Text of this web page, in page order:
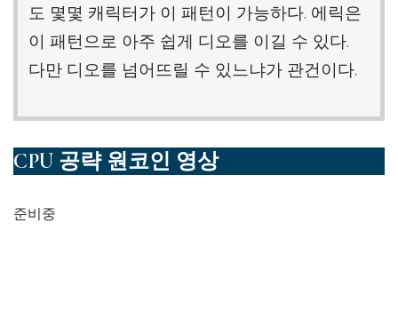
도 몇몇 캐릭터가 이 패턴이 가능하다. 에릭은
이 패턴으로 아주 쉽게 디오를 이길 수 있다.
다만 디오를 넘어뜨릴 수 있느냐가 관건이다.
CPU 공략 원코인 영상
준비중